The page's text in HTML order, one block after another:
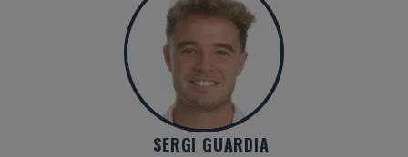
SERGI GUARDIA